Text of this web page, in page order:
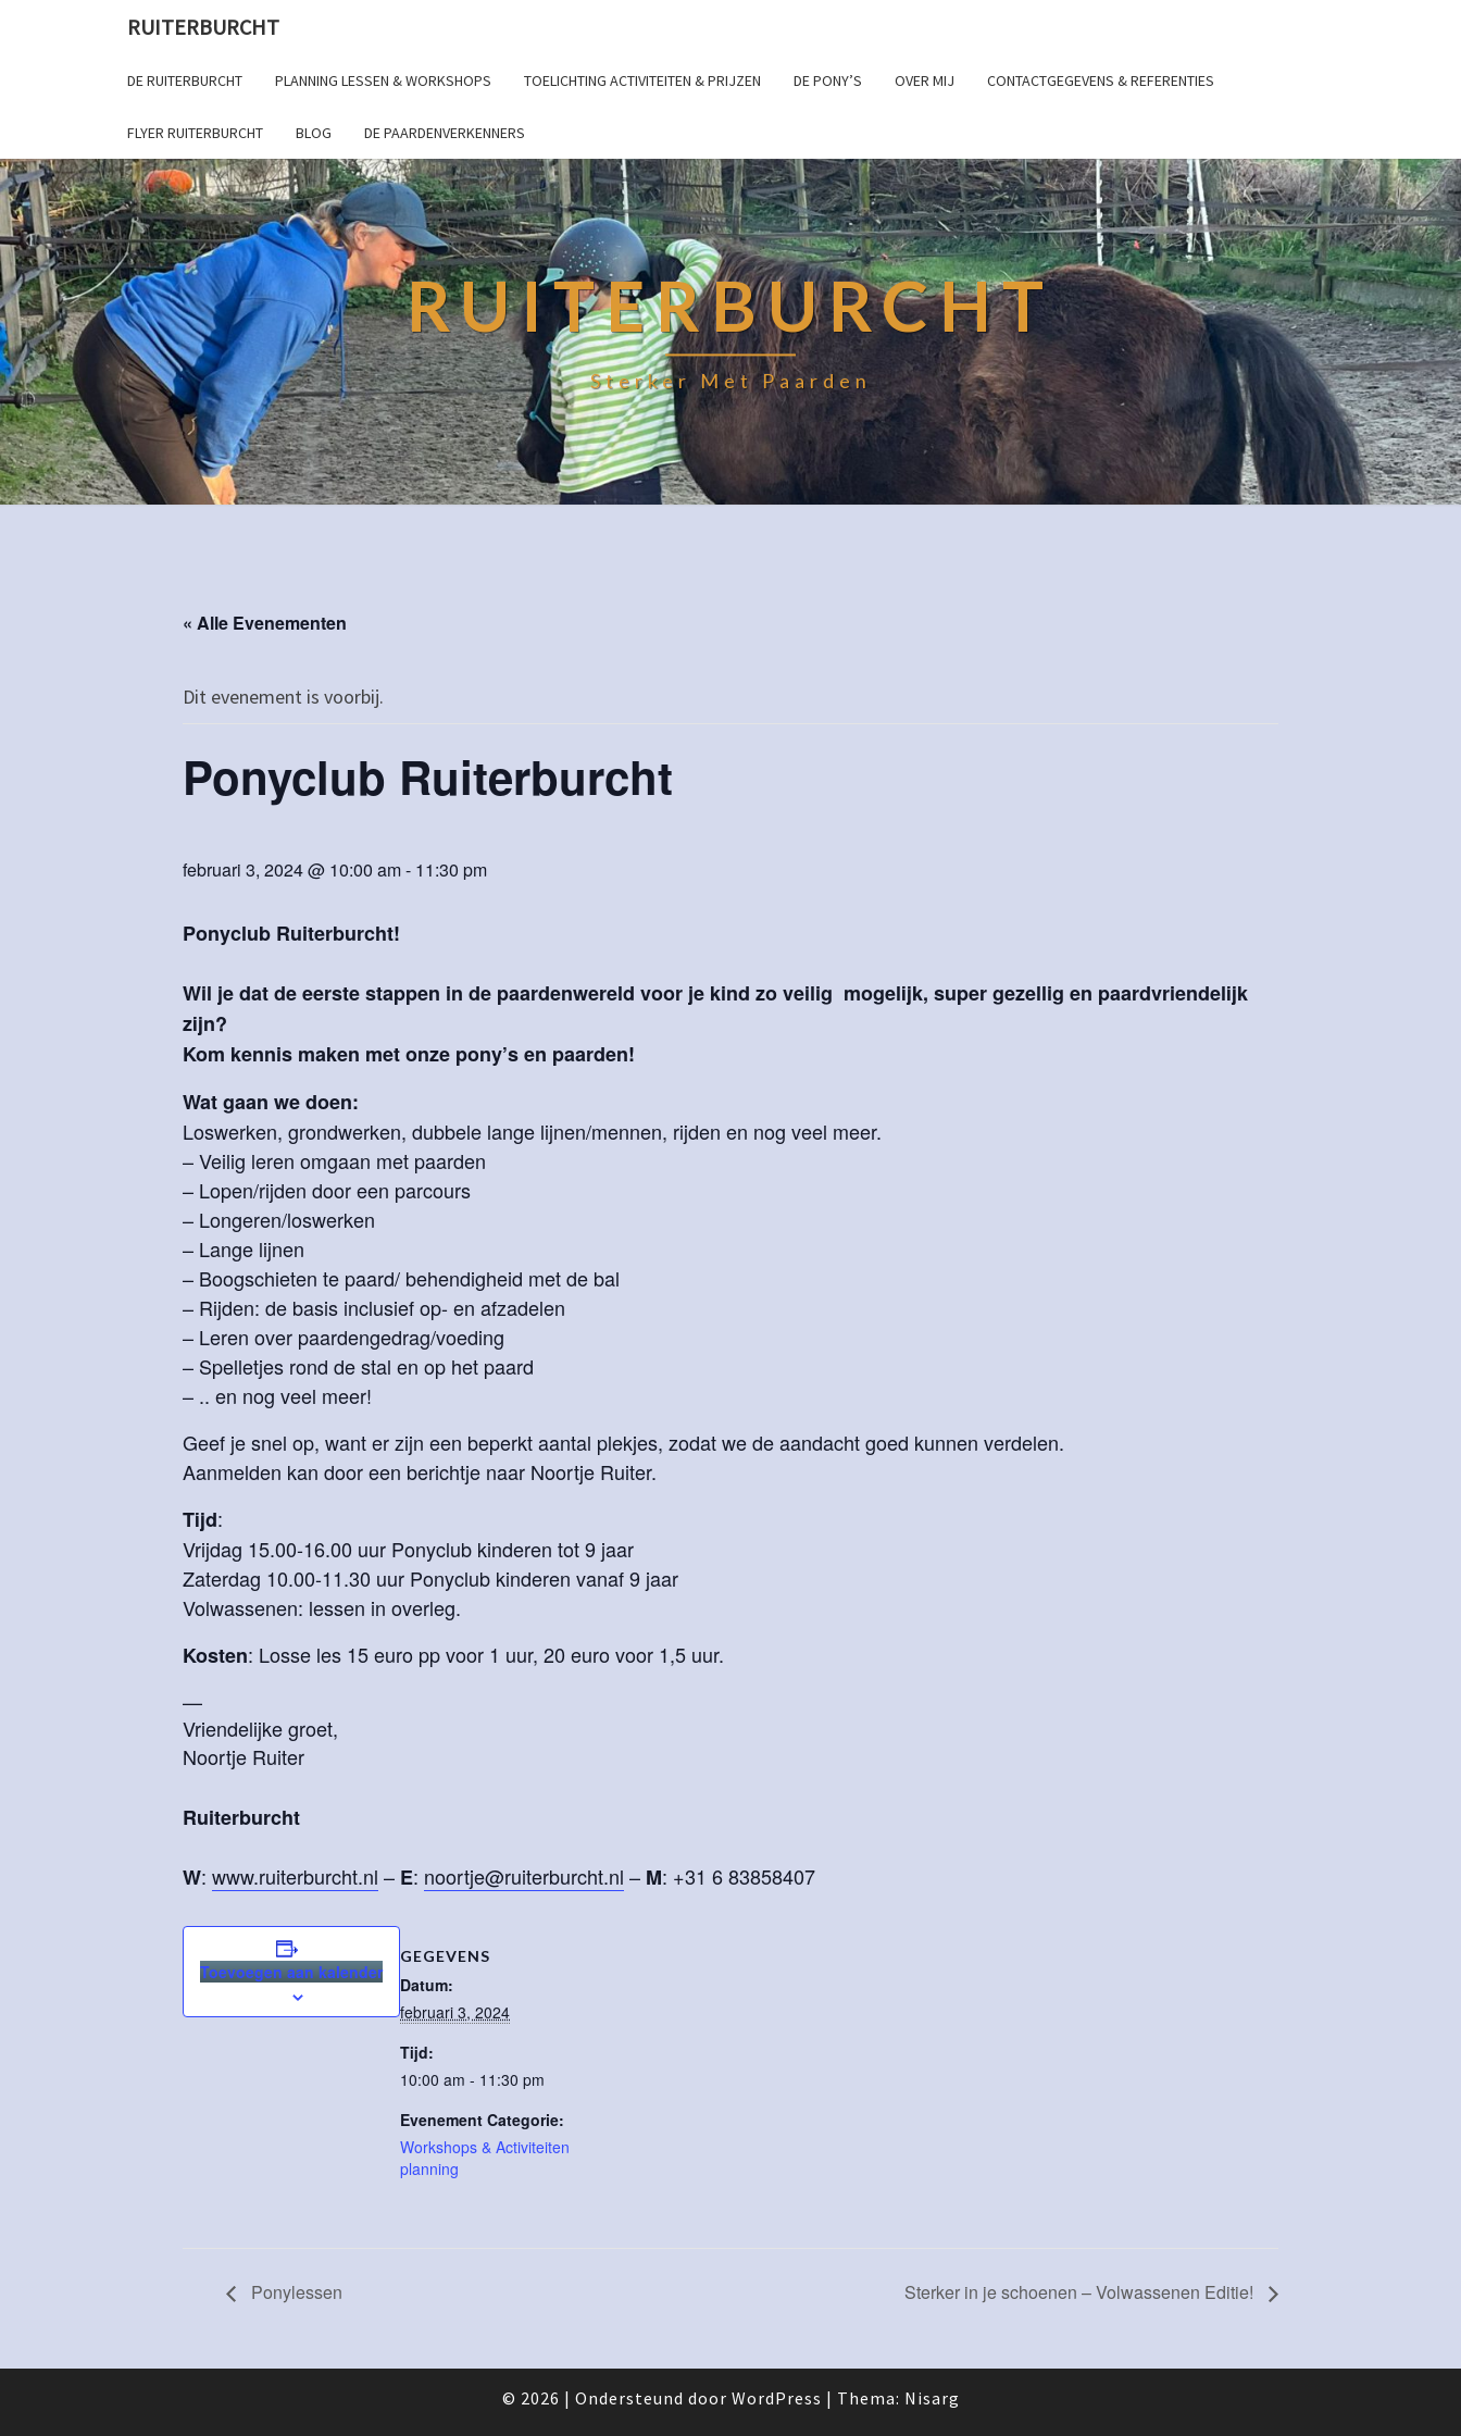
RUITERBURCHT
DE RUITERBURCHT PLANNING LESSEN & WORKSHOPS TOELICHTING ACTIVITEITEN & PRIJZEN DE PONY’S OVER MIJ CONTACTGEGEVENS & REFERENTIES
FLYER RUITERBURCHT BLOG DE PAARDENVERKENNERS
RUITERBURCHT
Sterker Met Paarden
« Alle Evenementen
Dit evenement is voorbij.
Ponyclub Ruiterburcht
februari 3, 2024 @ 10:00 am- 11:30 pm
Ponyclub Ruiterburcht!
Wil je dat de eerste stappen in de paardenwereld voor je kind zo veilig mogelijk, super gezellig en paardvriendelijk
zijn?
Kom kennis maken met onze pony’s en paarden!
Wat gaan we doen:
Loswerken, grondwerken, dubbele lange lijnen/mennen, rijden en nog veel meer.
– Veilig leren omgaan met paarden
– Lopen/rijden door een parcours
– Longeren/loswerken
– Lange lijnen
– Boogschieten te paard/ behendigheid met de bal
– Rijden: de basis inclusief op- en afzadelen
– Leren over paardengedrag/voeding
– Spelletjes rond de stal en op het paard
– .. en nog veel meer!
Geef je snel op, want er zijn een beperkt aantal plekjes, zodat we de aandacht goed kunnen verdelen.
Aanmelden kan door een berichtje naar Noortje Ruiter.
Tijd:
Vrijdag 15.00-16.00 uur Ponyclub kinderen tot 9 jaar
Zaterdag 10.00-11.30 uur Ponyclub kinderen vanaf 9 jaar
Volwassenen: lessen in overleg.
Kosten: Losse les 15 euro pp voor 1 uur, 20 euro voor 1,5 uur.
—
Vriendelijke groet,
Noortje Ruiter
Ruiterburcht
W: www.ruiterburcht.nl – E: noortje@ruiterburcht.nl – M: +31 6 83858407
Toevoegen aan kalender
GEGEVENS
Datum:
februari 3, 2024
Tijd:
10:00 am - 11:30 pm
Evenement Categorie:
Workshops & Activiteiten
planning
Ponylessen Sterker in je schoenen – Volwassenen Editie!
© 2026 | Ondersteund door WordPress | Thema: Nisarg